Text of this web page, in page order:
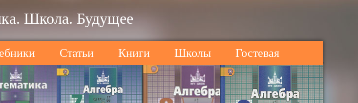
Школа. Будущее
Статьи Книги Школы Гостевая